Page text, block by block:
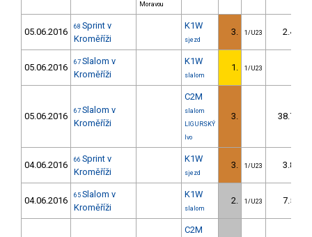
Moravou
05.06.2016 68 Sprint v
Kroměříži
K1W
sjezd
3. 1/U23 2.40
05.06.2016 67 Slalom v
Kroměříži
K1W
slalom
1. 1/U23
05.06.2016 67 Slalom v
Kroměříži
C2M
slalom
LIGURSKÝ
Ivo
3. 38.70
04.06.2016 66 Sprint v
Kroměříži
K1W
sjezd
3. 1/U23 3.80
04.06.2016 65 Slalom v
Kroměříži
K1W
slalom
2. 1/U23 7.50
C2M